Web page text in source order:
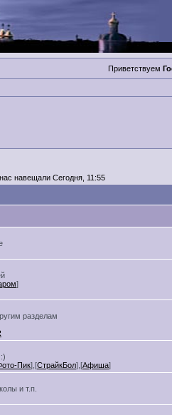
Приветствуем
навещали Сегодня, 11:55
]
разделам
Пик],[СтрайкБол],[Афиша]
и т.п.